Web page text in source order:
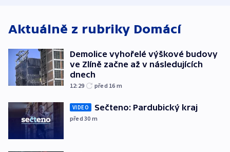
Aktuálně z rubriky Domácí
Demolice vyhořelé výškové budovy
ve Zlíně začne až v následujících
dnech
12:29 před 16 m
VIDEO Sečteno: Pardubický kraj
před 30 m